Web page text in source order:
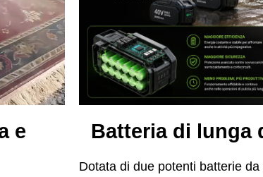
e
Batteria di lunga
Dotata di due potenti batterie da